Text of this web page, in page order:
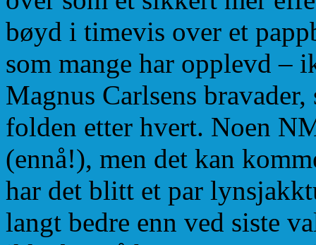
bøyd i timevis over et
som mange har opplevd –
Magnus Carlsens
folden etter hvert. Noen
(ennå!), men det kan
har det blitt et par
langt bedre enn ved siste